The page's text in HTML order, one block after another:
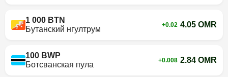
1 000 BTN
Бутанский нгултрум
+0.02 4.05 OMR
100 BWP
Ботсванская пула
+0.008 2.84 OMR